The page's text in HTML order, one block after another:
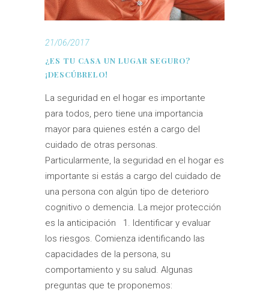
21/06/2017
¿ES TU CASA UN LUGAR SEGURO?
¡DESCÚBRELO!
La seguridad en el hogar es importante
para todos, pero tiene una importancia
mayor para quienes estén a cargo del
cuidado de otras personas.
Particularmente, la seguridad en el hogar es
importante si estás a cargo del cuidado de
una persona con algún tipo de deterioro
cognitivo o demencia. La mejor protección
es la anticipación 1. Identificar y evaluar
los riesgos. Comienza identificando las
capacidades de la persona, su
comportamiento y su salud. Algunas
preguntas que te proponemos: